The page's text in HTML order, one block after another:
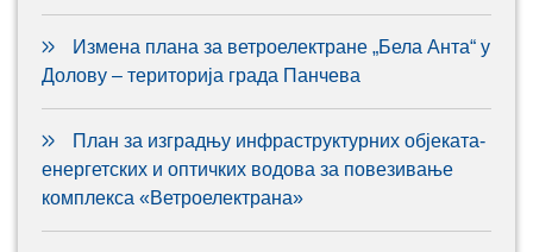
Измена плана за ветроелектране „Бела Анта“ у
Долову – територија града Панчева
План за изградњу инфраструктурних објеката-
енергетских и оптичких водова за повезивање
комплекса «Ветроелектрана»